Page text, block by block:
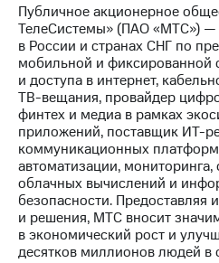
Правовая
информация
Контакты
Медиа-центр
Пресс-
релизы
МТС
о технологиях
Достижения
Публичное акционерное
ТелеСистемы» (ПАО «МТС») —
в России и странах СНГ по
мобильной и фиксированной
и доступа в интернет,
ТВ-вещания, провайдер
финтех и медиа в рамках
приложений, поставщик ИТ-
коммуникационных
автоматизации,
облачных вычислений и
безопасности. Предоставляя
и решения, МТС вносит
в экономический рост и
десятков миллионов людей в